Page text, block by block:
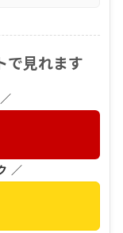
で見れます
／